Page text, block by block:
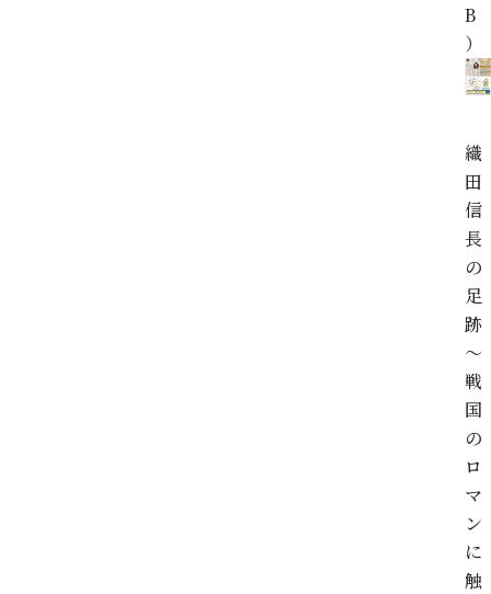
B
）
織
田
信
長
の
足
跡
～
戦
国
の
ロ
マ
ン
に
触